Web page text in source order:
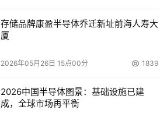
存储品牌康盈半导体乔迁新址前海人寿大
厦
2026年05月26日 15点00分 1839
2026中国半导体图景：基础设施已建
成，全球市场再平衡